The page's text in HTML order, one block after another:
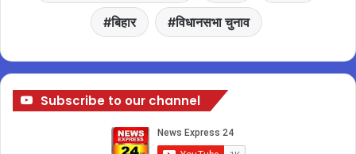
बिहार विधानसभा चुनाव
Subscribe to our channel